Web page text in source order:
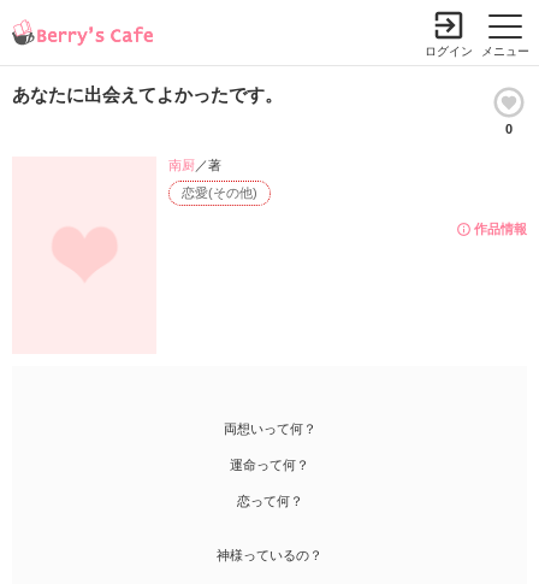
メニュー
ログイン
あなたに出会えてよかったです。
0
作品情報
恋愛(その他)
南厨／著
両想いって何？
運命って何？
恋って何？
神様っているの？